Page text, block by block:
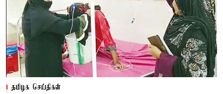
தமிழக செய்திகள்